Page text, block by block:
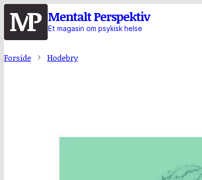
Hopp
til
hovedinnhold
Mentalt Perspektiv
Et magasin om psykisk helse
Forside Hodebry